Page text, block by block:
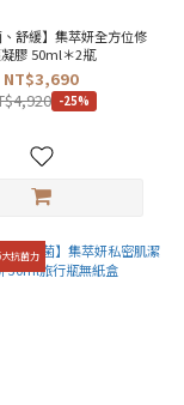
、舒緩】集萃妍全方位修
膠 50ml＊2瓶
NT$3,690
-25%
抗菌力